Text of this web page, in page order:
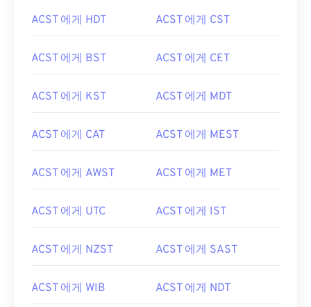
ACST 에게 HDT ACST 에게 CST
ACST 에게 BST ACST 에게 CET
ACST 에게 KST ACST 에게 MDT
ACST 에게 CAT ACST 에게 MEST
ACST 에게 AWST ACST 에게 MET
ACST 에게 UTC ACST 에게 IST
ACST 에게 NZST ACST 에게 SAST
ACST 에게 WIB ACST 에게 NDT